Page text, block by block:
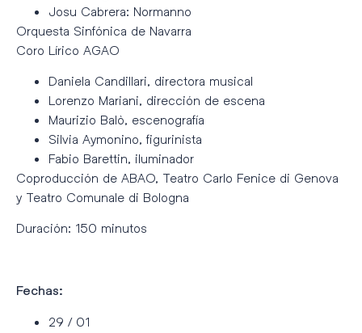
Josu Cabrera: Normanno
Orquesta Sinfónica de Navarra
Coro Lírico AGAO
Daniela Candillari, directora musical
Lorenzo Mariani, dirección de escena
Maurizio Balò, escenografía
Silvia Aymonino, figurinista
Fabio Barettin, iluminador
Coproducción de ABAO, Teatro Carlo Fenice di Genova
y Teatro Comunale di Bologna
Duración: 150 minutos
Fechas:
29 / 01